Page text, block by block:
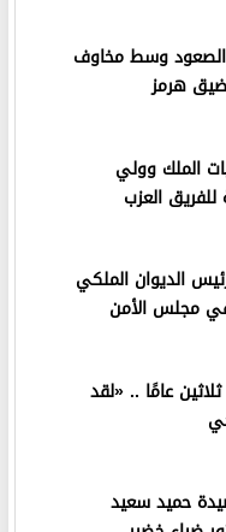
الصعود وسط مخاوف
هرمز
الملك وولي
العزب
الديوان الملكي
مجلس الأمن
عامًا .. «لقد
حميد سعيد